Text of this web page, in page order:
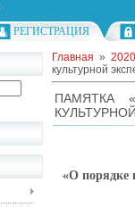
РЕГИСТРАЦИЯ
Главная » 2020
культурной
ПАМЯТКА
«О порядке